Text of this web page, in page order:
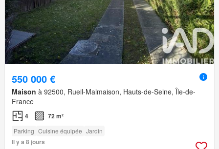
550 000 €
Maison à 92500, Rueil-Malmaison, Hauts-de-Seine, Île-de-
France
4 72 m²
Parking Cuisine équipée Jardin
Il y a 8 jours